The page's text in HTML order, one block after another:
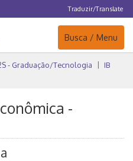
Traduzir/Translate
Navegação
Busca / Menu
- Graduação/Tecnologia
IB
-